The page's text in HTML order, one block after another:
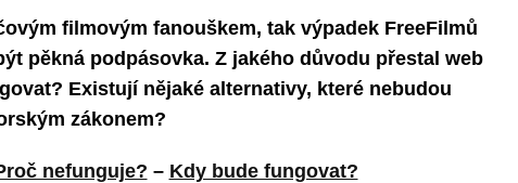
filmovým fanouškem, tak výpadek FreeFilmů
pěkná podpásovka. Z jakého důvodu přestal web
Existují nějaké alternativy, které nebudou
zákonem?
nefunguje? – Kdy bude fungovat?